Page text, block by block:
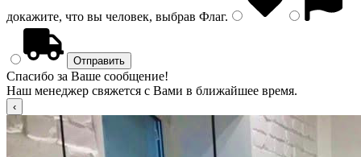
докажите, что вы человек, выбрав Флаг.
Спасибо за Ваше сообщение!
Наш менеджер свяжется с Вами в ближайшее время.